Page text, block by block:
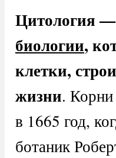
Цитология —
биологии,
клетки,
жизни. Корни
в 1665 год,
ботаник